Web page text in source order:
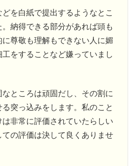
を白紙で提出するようなとこ
納得できる部分があれば頭も
尊敬も理解もできない人に媚
をすることなど嫌っていまし
ところは頑固だし、その割に
突っ込みをします。私のこと
非常に評価されていたらしい
ての評価は決して良くありませ